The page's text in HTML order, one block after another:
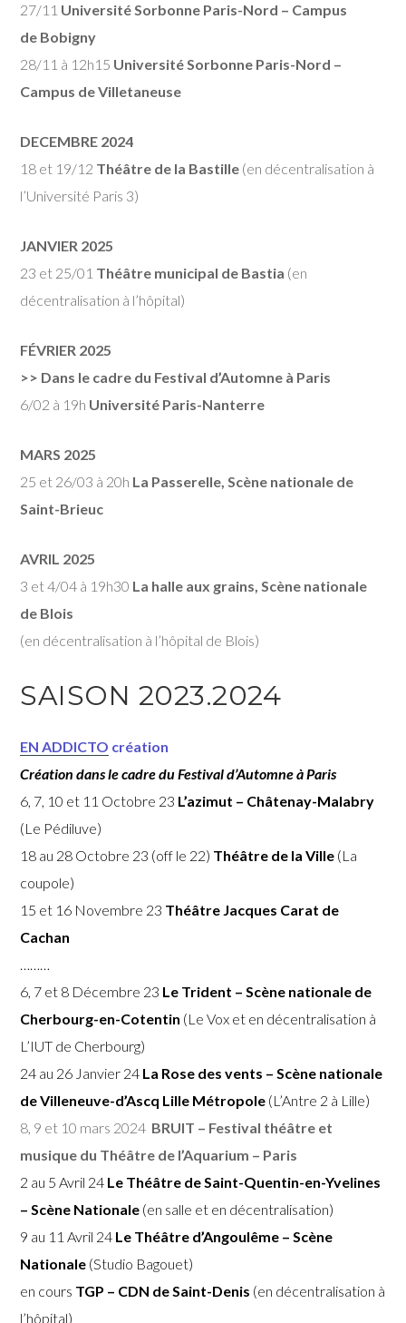
27/11 Université Sorbonne Paris-Nord – Campus
de Bobigny
28/11 à 12h15 Université Sorbonne Paris-Nord –
Campus de Villetaneuse
DECEMBRE 2024
18 et 19/12 Théâtre de la Bastille (en décentralisation à
l’Université Paris 3)
JANVIER 2025
23 et 25/01 Théâtre municipal de Bastia (en
décentralisation à l’hôpital)
FÉVRIER 2025
>> Dans le cadre du Festival d’Automne à Paris
6/02 à 19h Université Paris-Nanterre
MARS 2025
25 et 26/03 à 20h La Passerelle, Scène nationale de
Saint-Brieuc
AVRIL 2025
3 et 4/04 à 19h30 La halle aux grains, Scène nationale
de Blois
(en décentralisation à l’hôpital de Blois)
SAISON 2023.2024
EN ADDICTO création
Création dans le cadre du Festival d’Automne à Paris
6, 7, 10 et 11 Octobre 23 L’azimut – Châtenay-Malabry
(Le Pédiluve)
18 au 28 Octobre 23 (off le 22) Théâtre de la Ville (La
coupole)
15 et 16 Novembre 23 Théâtre Jacques Carat de
Cachan
………
6, 7 et 8 Décembre 23 Le Trident – Scène nationale de
Cherbourg-en-Cotentin (Le Vox et en décentralisation à
L’IUT de Cherbourg)
24 au 26 Janvier 24 La Rose des vents – Scène nationale
de Villeneuve-d’Ascq Lille Métropole (L’Antre 2 à Lille)
8, 9 et 10 mars 2024 BRUIT – Festival théâtre et
musique du Théâtre de l’Aquarium – Paris
2 au 5 Avril 24 Le Théâtre de Saint-Quentin-en-Yvelines
– Scène Nationale (en salle et en décentralisation)
9 au 11 Avril 24 Le Théâtre d’Angoulême – Scène
Nationale (Studio Bagouet)
en cours TGP – CDN de Saint-Denis (en décentralisation à
l’hôpital)